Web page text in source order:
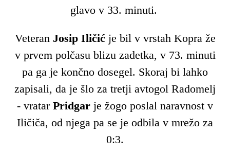
glavo v 33. minuti.
Veteran Josip Iličićje bil v vrstah Kopra že
v prvem polčasu blizu zadetka, v 73. minuti
pa ga je končno dosegel. Skoraj bi lahko
zapisali, da je šlo za tretji avtogol Radomelj
- vratar Pridgar je žogo poslal naravnost v
Iličiča, od njega pa se je odbila v mrežo za
0:3.